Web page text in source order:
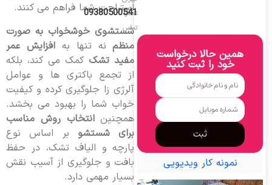
استراحت شما فراهم می کنند.
شستشوی خوشخواب به صورت
منظمنه تنها به افزایش عمر
مفید تشککمک می کند، بلکه
از تجمع باکتری ها و عوامل
آلرژی زا جلوگیری کرده و کیفیت
خواب شما را بهبود می بخشد.
همچنین انتخاب روش مناسب
برای شستشوبر اساس نوع
پارچه و الیاف تشک، در حفظ
بافت و جلوگیری از آسیب نقش
بسیار مهمی دارد.
شماره
تماس
09380500541
همین حالا درخواست
خود را ثبت کنید
ثبت
نمونه کار ویدیویی